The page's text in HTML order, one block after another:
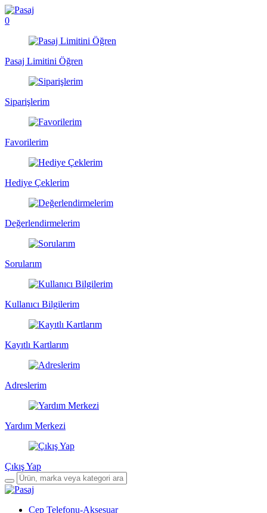
0
Pasaj Limitini Öğren
Siparişlerim
Favorilerim
Hediye Çeklerim
Değerlendirmelerim
Sorularım
Kullanıcı Bilgilerim
Kayıtlı Kartlarım
Adreslerim
Yardım Merkezi
Çıkış Yap
Cep Telefonu-Aksesuar